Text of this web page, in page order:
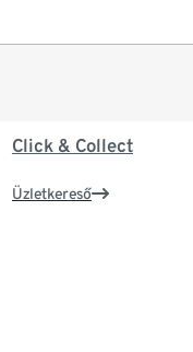
Click & Collect
Üzletkereső